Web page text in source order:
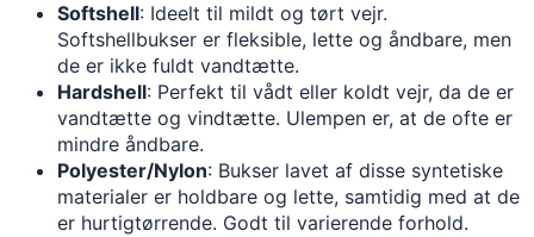
Softshell: Ideelt til mildt og tørt vejr.
Softshellbukser er fleksible, lette og åndbare, men
de er ikke fuldt vandtætte.
Hardshell: Perfekt til vådt eller koldt vejr, da de er
vandtætte og vindtætte. Ulempen er, at de ofte er
mindre åndbare.
Polyester/Nylon: Bukser lavet af disse syntetiske
materialer er holdbare og lette, samtidig med at de
er hurtigtørrende. Godt til varierende forhold.